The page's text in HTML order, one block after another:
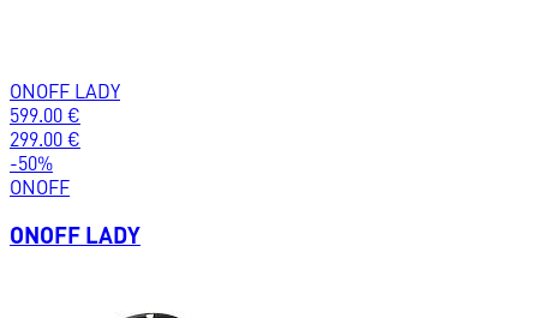
ONOFF LADY
599.00 €
299.00 €
-50%
ONOFF
ONOFF LADY